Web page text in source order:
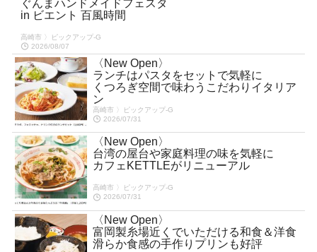
ぐんまハンドメイドフェスタ
in ビエント 百風時間
高崎市 〉ピックアップ-G
2026/08/07
〈New Open〉
ランチはパスタをセットで気軽に
くつろぎ空間で味わうこだわりイタリア
ン
高崎市 〉ピックアップ-G
2026/07/31
〈New Open〉
台湾の屋台や家庭料理の味を気軽に
カフェKETTLEがリニューアル
高崎市 〉ピックアップ-G
2026/07/31
〈New Open〉
富岡製糸場近くでいただける和食＆洋食
滑らか食感の手作りプリンも好評